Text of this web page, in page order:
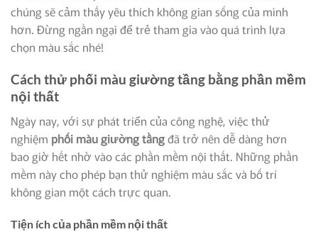
chúng sẽ cảm thấy yêu thích không gian sống của mình
hơn. Đừng ngần ngại để trẻ tham gia vào quá trình lựa
chọn màu sắc nhé!
Cách thử phối màu giường tầng bằng phần mềm
nội thất
Ngày nay, với sự phát triển của công nghệ, việc thử
nghiệm phối màu giường tầngđã trở nên dễ dàng hơn
bao giờ hết nhờ vào các phần mềm nội thất. Những phần
mềm này cho phép bạn thử nghiệm màu sắc và bố trí
không gian một cách trực quan.
Tiện ích của phần mềm nội thất